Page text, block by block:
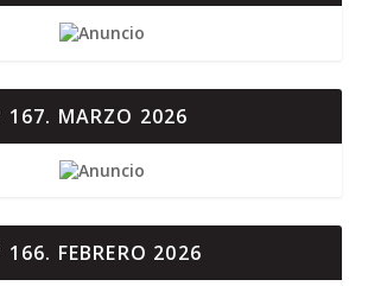
167. MARZO 2026
166. FEBRERO 2026